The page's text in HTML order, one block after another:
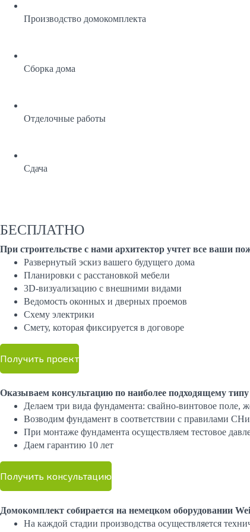
Производство домокомплекта
Сборка дома
Отделочные работы
Сдача
БЕСПЛАТНО
При строительстве с нами архитектор учтет все ваши
Развернутый эскиз вашего будущего дома
Планировки с расстановкой мебели
3D-визуализацию с внешними видами
Ведомость оконных и дверных проемов
Cхему электрики
Cмету, которая фиксируется в договоре
Получить проект
Оказываем консультацию по наиболее подходящему
Делаем три вида фундамента: свайно-винтовое поле,
Возводим фундамент в соответствии с правилами
При монтаже фундамента осуществляем тестовое
Даем гарантию 10 лет
Получить консультацию
Домокомплект собирается на немецком оборудовании
На каждой стадии производства осуществляется